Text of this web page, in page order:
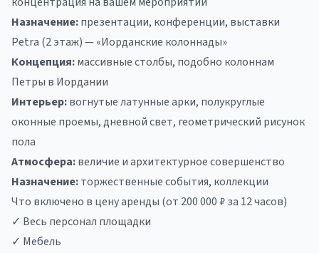
Назначение:презентации, конференции, выставки
Petra (2 этаж) — «Иорданские колоннады»
Концепция:массивные столбы, подобно колоннам
Петры в Иордании
Интерьер:вогнутые латунные арки, полукруглые
оконные проемы, дневной свет, геометрический рисунок
пола
Атмосфера:величие и архитектурное совершенство
Назначение:торжественные события, коллекции
Что включено в цену аренды (от 200 000 ₽ за 12 часов)
✓ Весь персонал площадки
✓ Мебель